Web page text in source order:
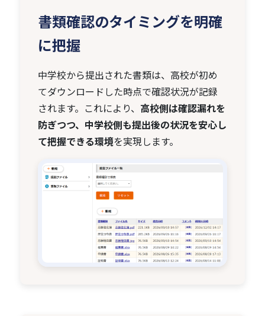
書類確認のタイミングを明確
に把握
中学校から提出された書類は、高校が初め
てダウンロードした時点で確認状況が記録
されます。これにより、 高校側は確認漏れを
防ぎつつ、中学校側も提出後の状況を安心し
て把握できる環境を実現します。